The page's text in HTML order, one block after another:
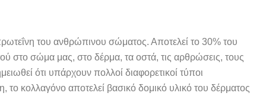
του ανθρώπινου σώματος. Αποτελεί το 30% του
στο σώμα μας, στο δέρμα, τα οστά, τις αρθρώσεις, τους
ότι υπάρχουν πολλοί διαφορετικοί τύποι
το κολλαγόνο αποτελεί βασικό δομικό υλικό του δέρματος